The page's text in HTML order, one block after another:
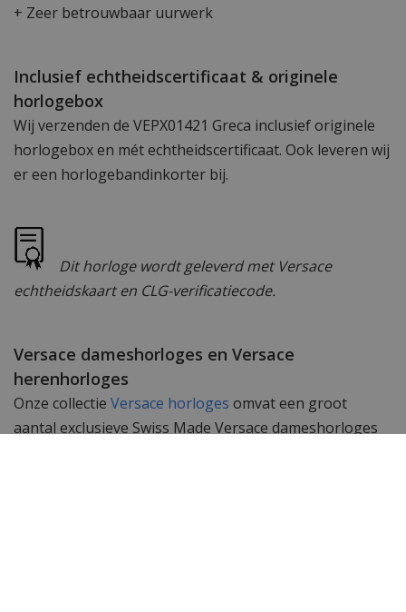
+ Zeer betrouwbaar uurwerk
Inclusief echtheidscertificaat & originele
horlogebox
Wij verzenden de VEPX01421 Greca inclusief originele
horlogebox en mét echtheidscertificaat. Ook leveren wij
er een horlogebandinkorter bij.
Dit horloge wordt geleverd met Versace
echtheidskaart en CLG-verificatiecode.
Versace dameshorloges en Versace
herenhorloges
Onze collectie Versace horloges omvat een groot
aantal exclusieve Swiss Made Versace dameshorloges